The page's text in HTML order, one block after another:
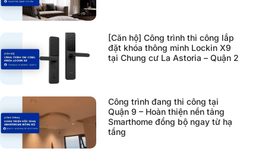
[Căn hộ] Công trình thi công lắp
đặt khóa thông minh Lockin X9
tại Chung cư La Astoria – Quận 2
Công trình đang thi công tại
Quận 9 – Hoàn thiện nền tảng
Smarthome đồng bộ ngay từ hạ
tầng